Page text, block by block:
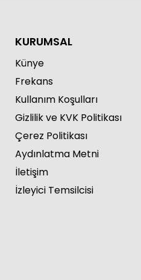
KURUMSAL
Künye
Frekans
Kullanım Koşulları
Gizlilik ve KVK Politikası
Çerez Politikası
Aydınlatma Metni
İletişim
İzleyici Temsilcisi